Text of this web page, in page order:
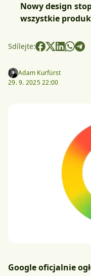
Nowy design
wszystkie
Sdílejte:
Adam Kurfürst
29. 9. 2025 22:00
Google oficjalnie